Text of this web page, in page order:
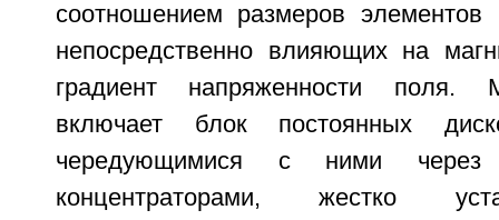
соотношением размеров элементов
непосредственно влияющих на
градиент напряженности поля.
включает блок постоянных
чередующимися с ними через
концентраторами, жестко